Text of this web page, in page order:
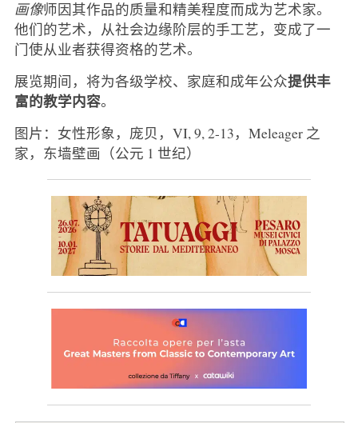
画像师因其作品的质量和精美程度而成为艺术家。
他们的艺术，从社会边缘阶层的手工艺，变成了一
门使从业者获得资格的艺术。
展览期间，将为各级学校、家庭和成年公众提供丰
富的教学内容。
图片：女性形象，庞贝，VI, 9, 2-13，Meleager 之
家，东墙壁画（公元 1 世纪）